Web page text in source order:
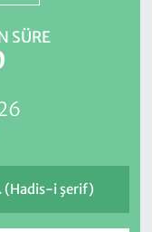
SÜRE
(Hadis-i şerif)